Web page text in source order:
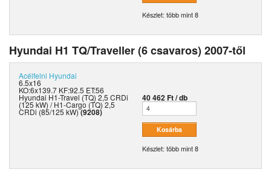
Készlet: több mint 8
Hyundai H1 TQ/Traveller (6 csavaros) 2007-től
Acélfelni Hyundai
6.5x16
KO:6x139.7 KF:92.5 ET:56
Hyundai H1-Travel (TQ) 2,5 CRDi
(125 kW) / H1-Cargo (TQ) 2,5
CRDi (85/125 kW)(9208)
40 462 Ft / db
Készlet: több mint 8